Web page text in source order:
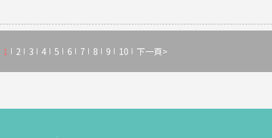
1 2 3 4 5 6 7 8 9 10 下一頁>